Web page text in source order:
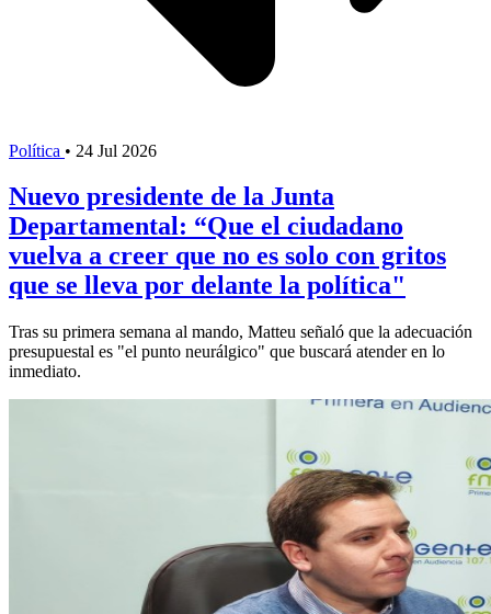
Política • 24 Jul 2026
Nuevo presidente de la Junta
Departamental: “Que el ciudadano
vuelva a creer que no es solo con gritos
que se lleva por delante la política"
Tras su primera semana al mando, Matteu señaló que la adecuación
presupuestal es "el punto neurálgico" que buscará atender en lo
inmediato.